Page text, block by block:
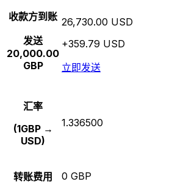
收款方到账
发送
20,000.00
GBP
26,730.00 USD
+359.79 USD
立即发送
汇率
(1GBP →
USD)
1.336500
转账费用 0 GBP